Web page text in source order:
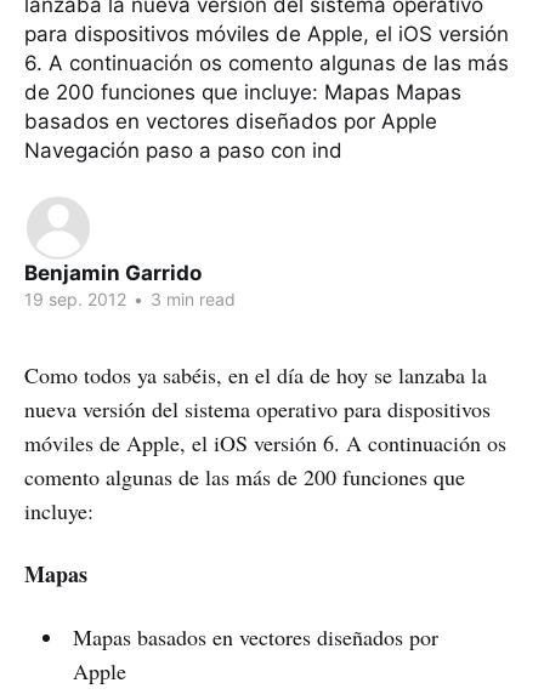
lanzaba la nueva versión del sistema operativo
para dispositivos móviles de Apple, el iOS versión
6. A continuación os comento algunas de las más
de 200 funciones que incluye: Mapas Mapas
basados en vectores diseñados por Apple
Navegación paso a paso con ind
Benjamin Garrido
19 sep. 2012 • 3 min read
Como todos ya sabéis, en el día de hoy se lanzaba la
nueva versión del sistema operativo para dispositivos
móviles de Apple, el iOS versión 6. A continuación os
comento algunas de las más de 200 funciones que
incluye:
Mapas
Mapas basados en vectores diseñados por
Apple